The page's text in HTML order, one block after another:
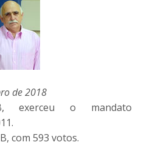
de 2018
exerceu o mandato
com 593 votos.